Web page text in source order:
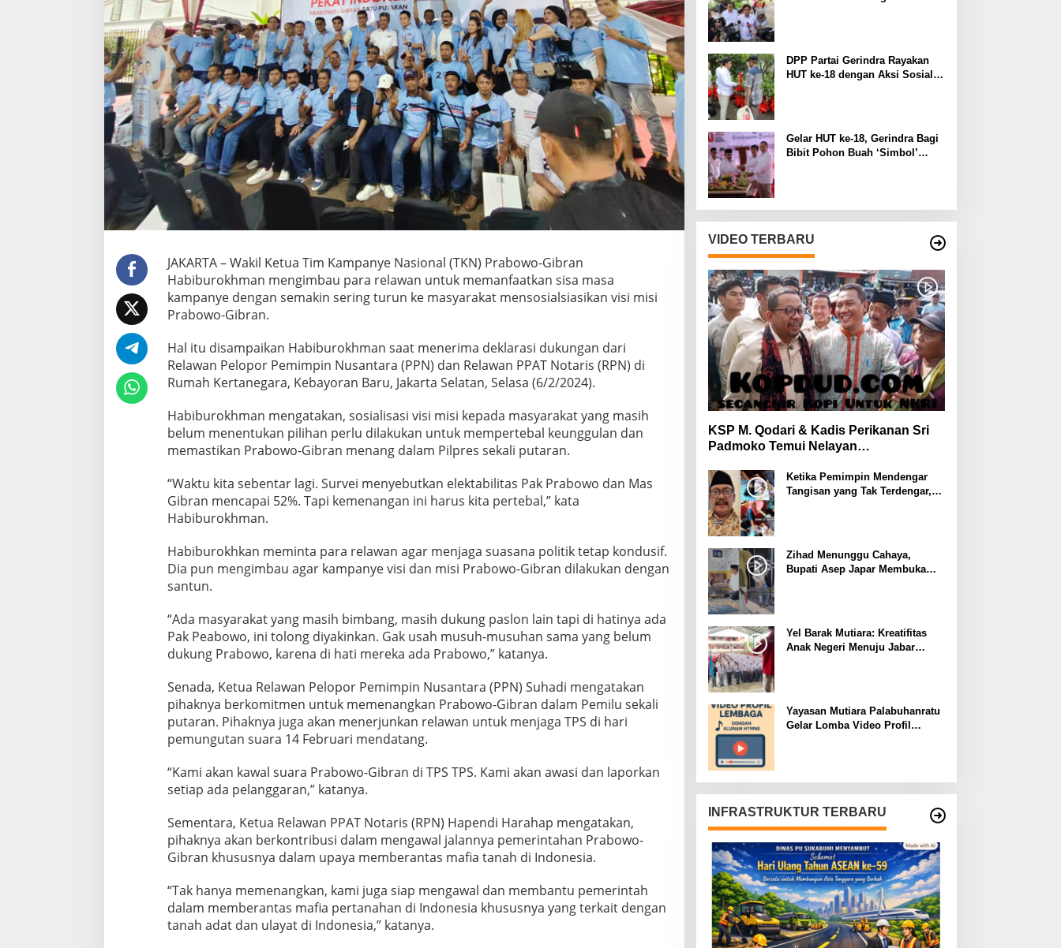
i
h
,
P
e
r
t
e
b
a
l
K
e
e
g
a
n
P
r
b
o
w
G
i
b
a
n
d
i
i
l
p
r
s
JAKARTA – Wakil Ketua Tim Kampanye Nasional (TKN) Prabowo-Gibran
Habiburokhman mengimbau para relawan untuk memanfaatkan sisa masa
kampanye dengan semakin sering turun ke masyarakat mensosialsiasikan visi misi
Prabowo-Gibran.
Hal itu disampaikan Habiburokhman saat menerima deklarasi dukungan dari
Relawan Pelopor Pemimpin Nusantara (PPN) dan Relawan PPAT Notaris (RPN) di
Rumah Kertanegara, Kebayoran Baru, Jakarta Selatan, Selasa (6/2/2024).
Habiburokhman mengatakan, sosialisasi visi misi kepada masyarakat yang masih
belum menentukan pilihan perlu dilakukan untuk mempertebal keunggulan dan
memastikan Prabowo-Gibran menang dalam Pilpres sekali putaran.
“Waktu kita sebentar lagi. Survei menyebutkan elektabilitas Pak Prabowo dan Mas
Gibran mencapai 52%. Tapi kemenangan ini harus kita pertebal,” kata
Habiburokhman.
Habiburokhkan meminta para relawan agar menjaga suasana politik tetap kondusif.
Dia pun mengimbau agar kampanye visi dan misi Prabowo-Gibran dilakukan dengan
santun.
“Ada masyarakat yang masih bimbang, masih dukung paslon lain tapi di hatinya ada
Pak Peabowo, ini tolong diyakinkan. Gak usah musuh-musuhan sama yang belum
dukung Prabowo, karena di hati mereka ada Prabowo,” katanya.
Senada, Ketua Relawan Pelopor Pemimpin Nusantara (PPN) Suhadi mengatakan
pihaknya berkomitmen untuk memenangkan Prabowo-Gibran dalam Pemilu sekali
putaran. Pihaknya juga akan menerjunkan relawan untuk menjaga TPS di hari
pemungutan suara 14 Februari mendatang.
“Kami akan kawal suara Prabowo-Gibran di TPS TPS. Kami akan awasi dan laporkan
setiap ada pelanggaran,” katanya.
Sementara, Ketua Relawan PPAT Notaris (RPN) Hapendi Harahap mengatakan,
pihaknya akan berkontribusi dalam mengawal jalannya pemerintahan Prabowo-
Gibran khususnya dalam upaya memberantas mafia tanah di Indonesia.
“Tak hanya memenangkan, kami juga siap mengawal dan membantu pemerintah
dalam memberantas mafia pertanahan di Indonesia khususnya yang terkait dengan
tanah adat dan ulayat di Indonesia,” katanya.
DPP Partai Gerindra Rayakan
HUT ke-18 dengan Aksi Sosial
Gelar HUT ke-18, Gerindra Bagi
Bibit Pohon Buah ‘Simbol’
VIDEO TERBARU
KSP M. Qodari & Kadis Perikanan Sri
Padmoko Temui Nelayan
Ketika Pemimpin Mendengar
Tangisan yang Tak Terdengar,
Zihad Menunggu Cahaya,
Bupati Asep Japar Membuka
Yel Barak Mutiara: Kreatifitas
Anak Negeri Menuju Jabar
Yayasan Mutiara Palabuhanratu
Gelar Lomba Video Profil
INFRASTRUKTUR TERBARU